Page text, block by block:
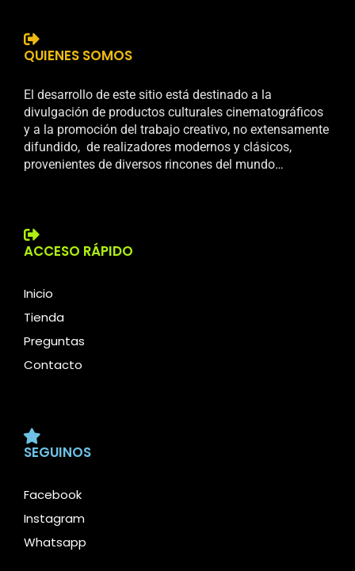
QUIENES SOMOS
El desarrollo de este sitio está destinado a la
divulgación de productos culturales cinematográficos
y a la promoción del trabajo creativo, no extensamente
difundido, de realizadores modernos y clásicos,
provenientes de diversos rincones del mundo…
ACCESO RÁPIDO
Inicio
Tienda
Preguntas
Contacto
SEGUINOS
Facebook
Instagram
Whatsapp